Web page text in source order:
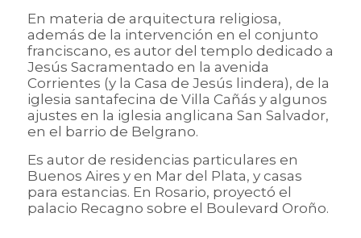
En materia de arquitectura religiosa,
además de la intervención en el conjunto
franciscano, es autor del templo dedicado a
Jesús Sacramentado en la avenida
Corrientes (y la Casa de Jesús lindera), de la
iglesia santafecina de Villa Cañás y algunos
ajustes en la iglesia anglicana San Salvador,
en el barrio de Belgrano.
Es autor de residencias particulares en
Buenos Aires y en Mar del Plata, y casas
para estancias. En Rosario, proyectó el
palacio Recagno sobre el Boulevard Oroño.